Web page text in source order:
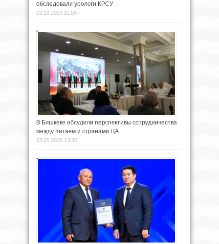
обследовали урологи КРСУ
03.10.2023 11:00
В Бишкеке обсудили перспективы сотрудничества
между Китаем и странами ЦА
23.05.2025 13:30